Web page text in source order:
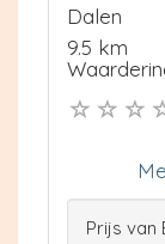
Dalen
9.5 km
Prijs van